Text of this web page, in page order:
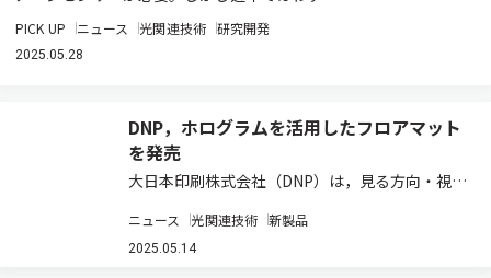
PICK UP ニュース 光関連技術 研究開発
2025.05.28
DNP，ホログラムを活用したフロアマット
を発売
大日本印刷株式会社（DNP）は，見る方向・視点
マット」を開発し，2025年5月9日に発売すると
発表した（ニュースリリース）。 商業施設や観光
ニュース 光関連技術 新製品
2025.05.14